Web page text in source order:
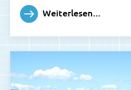
Weiterlesen...